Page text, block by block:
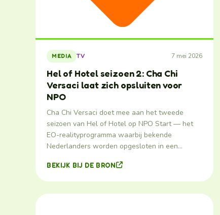
MEDIA TV 7 mei 2026
Hel of Hotel seizoen 2: Cha Chi
Versaci laat zich opsluiten voor
NPO
Cha Chi Versaci doet mee aan het tweede
seizoen van Hel of Hotel op NPO Start — het
EO-realityprogramma waarbij bekende
Nederlanders worden opgesloten in een…
BEKIJK BIJ DE BRON